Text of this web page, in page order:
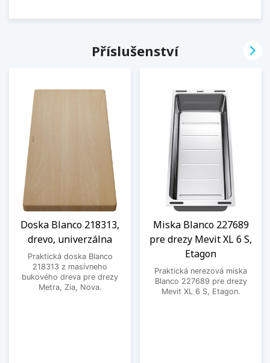
Příslušenství
Doska Blanco 218313,
drevo, univerzálna
Praktická doska Blanco
218313 z masívneho
bukového dreva pre drezy
Metra, Zia, Nova.
Miska Blanco 227689
pre drezy Mevit XL 6 S,
Etagon
Praktická nerezová miska
Blanco 227689 pre drezy
Mevit XL 6 S, Etagon.
